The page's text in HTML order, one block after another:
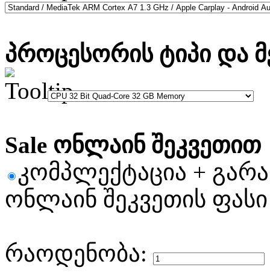
პროცესორის ტიპი და
Sale ონლაინ შეკვეთით
კომპლექტაცია +
ონლაინ შეკვეთის
რაოდენობა: